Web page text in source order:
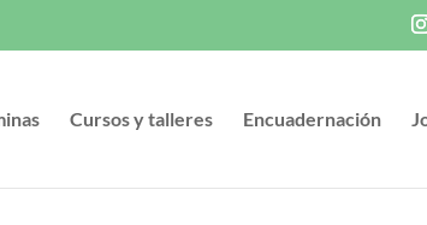
Cursos y talleres Encuadernación